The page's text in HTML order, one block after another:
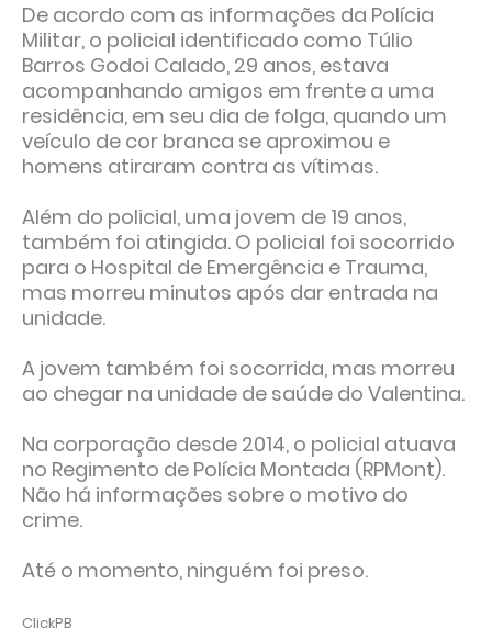
De acordo com as informações da Polícia
Militar, o policial identificado como Túlio
Barros Godoi Calado, 29 anos, estava
acompanhando amigos em frente a uma
residência, em seu dia de folga, quando um
veículo de cor branca se aproximou e
homens atiraram contra as vítimas.
Além do policial, uma jovem de 19 anos,
também foi atingida. O policial foi socorrido
para o Hospital de Emergência e Trauma,
mas morreu minutos após dar entrada na
unidade.
A jovem também foi socorrida, mas morreu
ao chegar na unidade de saúde do Valentina.
Na corporação desde 2014, o policial atuava
no Regimento de Polícia Montada (RPMont).
Não há informações sobre o motivo do
crime.
Até o momento, ninguém foi preso.
ClickPB